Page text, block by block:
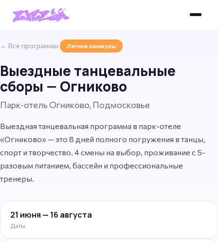
← Все программы Летние каникулы
Выездные танцевальные
сборы — Огниково
Парк-отель Огниково, Подмосковье
Выездная танцевальная программа в парк-отеле
«Огниково» — это 8 дней полного погружения в танцы,
спорт и творчество. 4 смены на выбор, проживание с 5-
разовым питанием, бассейн и профессиональные
тренеры.
21 июня — 16 августа
Даты